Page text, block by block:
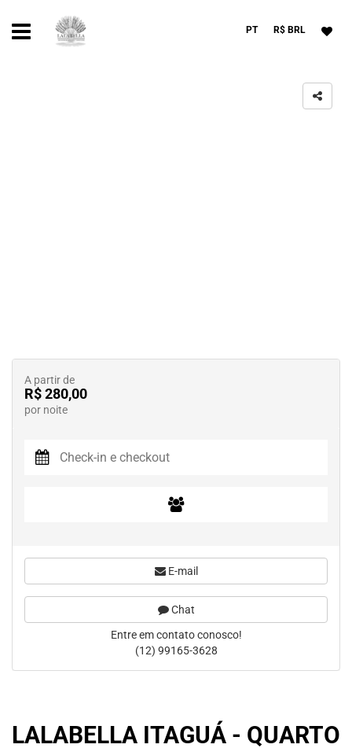
PT R$ BRL
LALABELLA ITAGUÁ - QUARTO
A partir de
R$ 280,00
por noite
E-mail
Chat
Entre em contato conosco!
(12) 99165-3628